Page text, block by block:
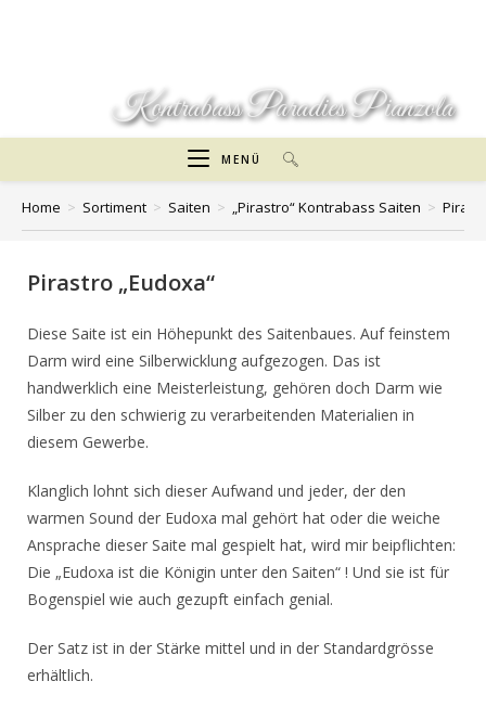
Kontrabass Paradies Pianzola
MENÜ
Home > Sortiment > Saiten > „Pirastro“ Kontrabass Saiten >
Pirastro „Eudoxa“
Diese Saite ist ein Höhepunkt des Saitenbaues. Auf feinstem
Darm wird eine Silberwicklung aufgezogen. Das ist
handwerklich eine Meisterleistung, gehören doch Darm wie
Silber zu den schwierig zu verarbeitenden Materialien in
diesem Gewerbe.
Klanglich lohnt sich dieser Aufwand und jeder, der den
warmen Sound der Eudoxa mal gehört hat oder die weiche
Ansprache dieser Saite mal gespielt hat, wird mir beipflichten:
Die „Eudoxa ist die Königin unter den Saiten“ ! Und sie ist für
Bogenspiel wie auch gezupft einfach genial.
Der Satz ist in der Stärke mittel und in der Standardgrösse
erhältlich.